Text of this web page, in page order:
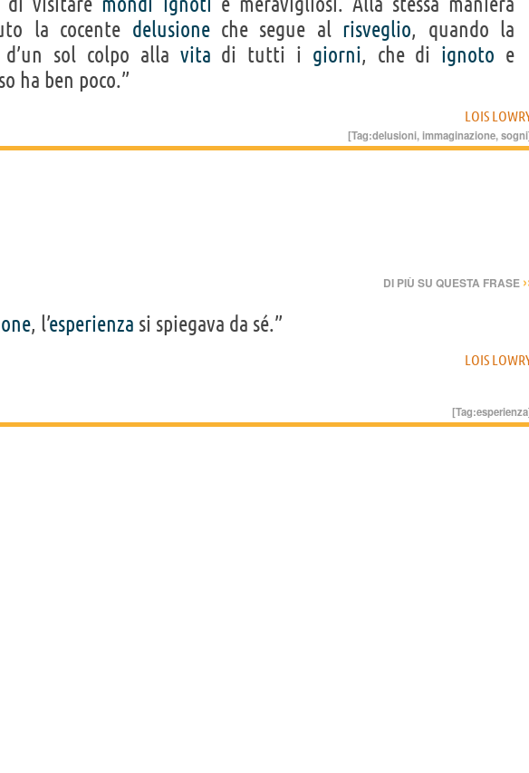
la cocente delusioneche segue al risveglio, quando la
d’un sol colpo alla vita di tutti i giorni, che di ignoto e
ha ben poco.”
LOIS
[Tag:delusioni,immaginazione,sogni
DI PIÙ SU QUESTA FRASE
, l’esperienza si spiegava da sé.”
LOIS
[Tag:esperienza